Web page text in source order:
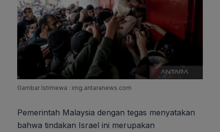
Gambar Istimewa : img.antaranews.com
Pemerintah Malaysia dengan tegas menyatakan
bahwa tindakan Israel ini merupakan